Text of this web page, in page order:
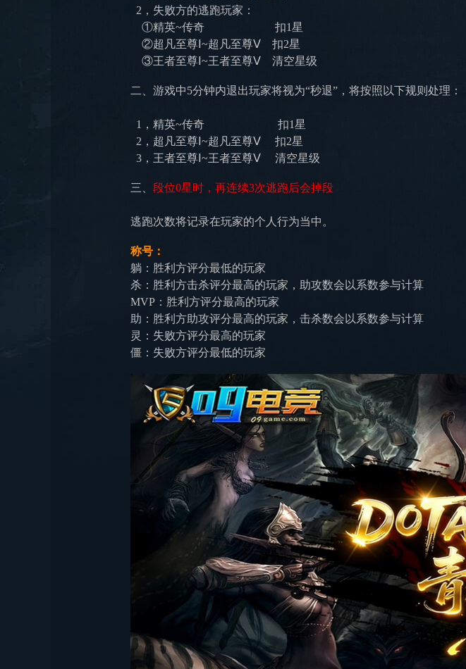
2，失败方的逃跑玩家：
①精英~传奇
扣1星
②超凡至尊 ~超凡至尊Ⅴ 扣2星
③王者至尊 ~王者至尊Ⅴ 清空星级
二、游戏中5分钟内退出玩家将视为“秒退”，将按照以下规则处理 ：
1，精英~传奇
扣1星
2， 超凡至尊 ~超凡至尊Ⅴ
扣2星
3，王者至尊 ~王者至尊Ⅴ 清空星级
三、 段位0星时，再连续3次逃跑后会掉段
逃跑次数将记录在玩家的个人行为当中。
称号：
躺：胜利方评分最低的玩家
杀：胜利方击杀评分最高的玩家，助攻数会以系数参与计算
MVP：胜利方评分最高的玩家
助：胜利方助攻评分最高的玩家，击杀数会以系数参与计算
灵：失败方评分最高的玩家
僵：失败方评分最低的玩家